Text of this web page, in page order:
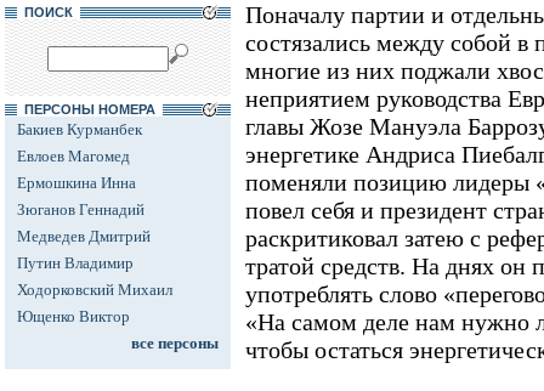
ПОИСК
ПЕРСОНЫ НОМЕРА
Бакиев Курманбек
Евлоев Магомед
Ермошкина Инна
Зюганов Геннадий
Медведев Дмитрий
Путин Владимир
Ходорковский Михаил
Ющенко Виктор
все персоны
Поначалу партии и
состязались между собой в
многие из них поджали
неприятием руководства
главы Жозе Мануэла
энергетике Андриса
поменяли позицию лидеры
повел себя и президент
раскритиковал затею с
тратой средств. На днях он
употреблять слово
«На самом деле нам нужно
чтобы остаться